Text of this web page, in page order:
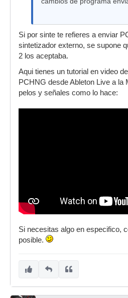
Si por sinte te refieres a enviar
sintetizador externo, se supone
2 los aceptaba.
Aqui tienes un tutorial en video
PCHNG desde Ableton Live a la
pelos y señales como lo hace:
Si necesitas algo en especifico,
posible.